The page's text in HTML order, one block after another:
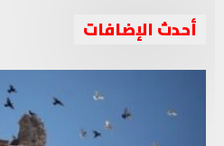
أحدث الإضافات